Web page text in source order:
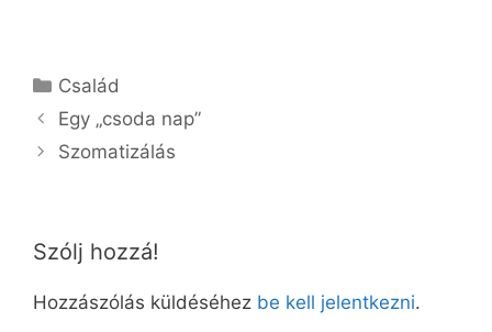
Kategória
Család
Egy „csoda nap”
Szomatizálás
Szólj hozzá!
Hozzászólás küldéséhez be kell jelentkezni.